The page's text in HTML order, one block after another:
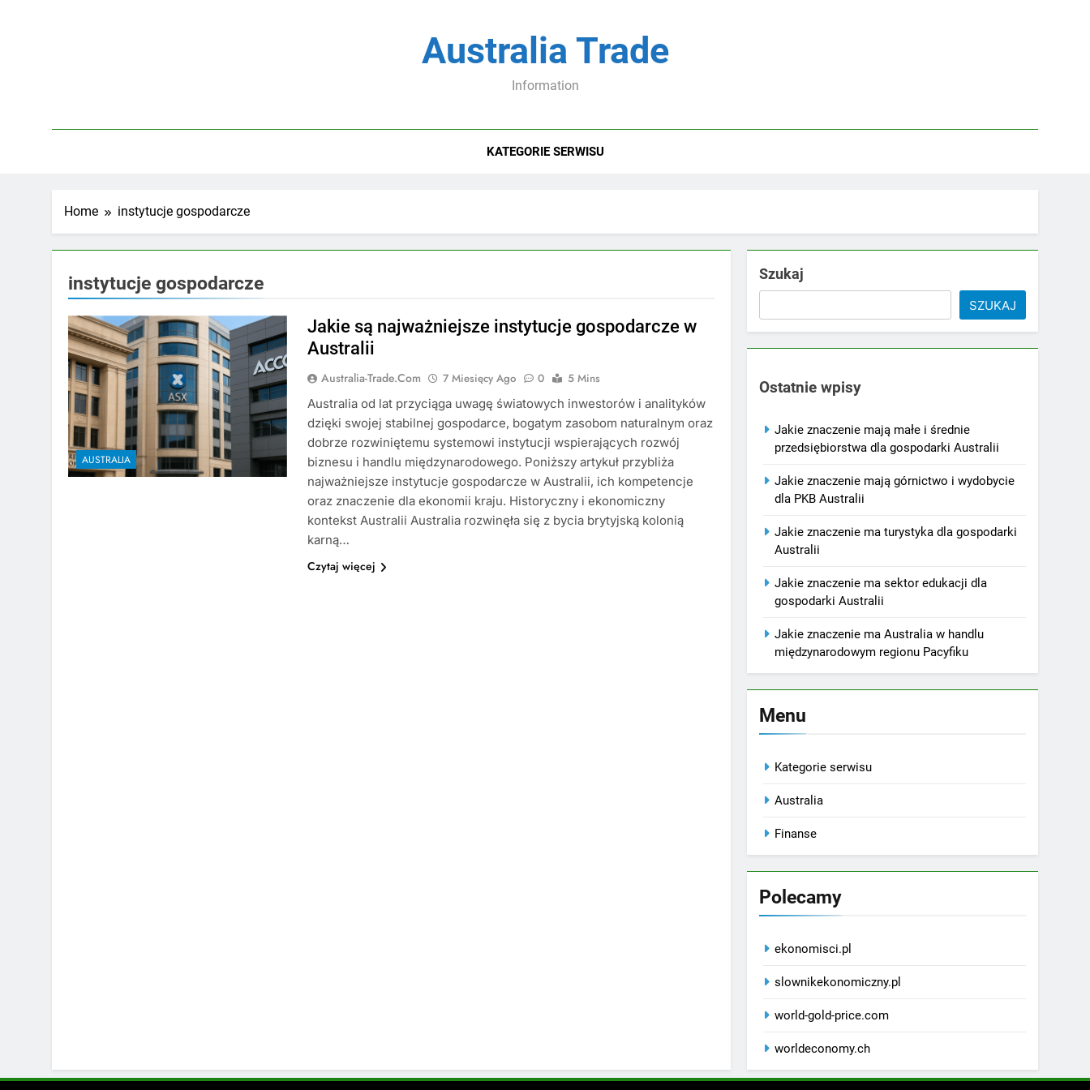
Australia Trade
Information
KATEGORIE SERWISU
Home instytucje gospodarcze
instytucje gospodarcze
AUSTRALIA
Jakie są najważniejsze instytucje gospodarcze w
Australii
Australia-Trade.com 7 Miesięcy Ago 0
5 Mins
Australia od lat przyciąga uwagę światowych inwestorów i analityków
dzięki swojej stabilnej gospodarce, bogatym zasobom naturalnym oraz
dobrze rozwiniętemu systemowi instytucji wspierających rozwój
biznesu i handlu międzynarodowego. Poniższy artykuł przybliża
najważniejsze instytucje gospodarcze w Australii, ich kompetencje
oraz znaczenie dla ekonomii kraju. Historyczny i ekonomiczny
kontekst Australii Australia rozwinęła się z bycia brytyjską kolonią
karną…
Czytaj więcej
Szukaj
SZUKAJ
Ostatnie wpisy
Jakie znaczenie mają małe i średnie
przedsiębiorstwa dla gospodarki Australii
Jakie znaczenie mają górnictwo i wydobycie
dla PKB Australii
Jakie znaczenie ma turystyka dla gospodarki
Australii
Jakie znaczenie ma sektor edukacji dla
gospodarki Australii
Jakie znaczenie ma Australia w handlu
międzynarodowym regionu Pacyfiku
Menu
Kategorie serwisu
Australia
Finanse
Polecamy
ekonomisci.pl
slownikekonomiczny.pl
world-gold-price.com
worldeconomy.ch